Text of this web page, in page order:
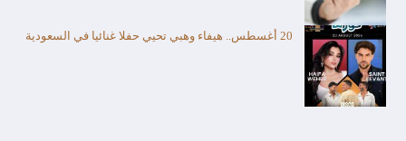
20 أغسطس.. هيفاء وهبي تحيي حفلا غنائيا في السعودية